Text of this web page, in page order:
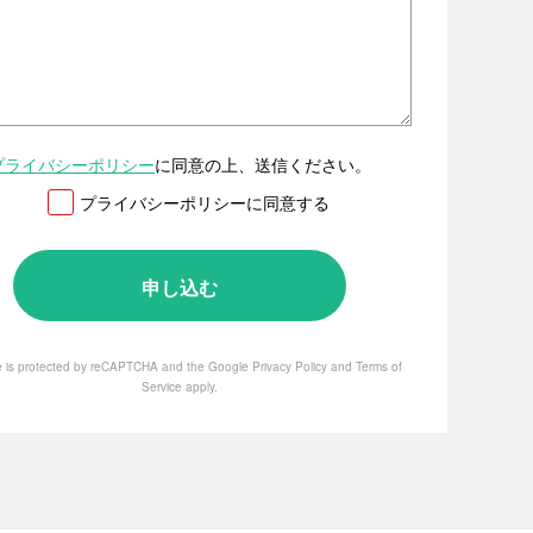
ライバシーポリシーに同意の上、送信ください。
プライバシーポリシーに同意する
is protected by reCAPTCHA and the Google Privacy Policy and Terms of
Service apply.